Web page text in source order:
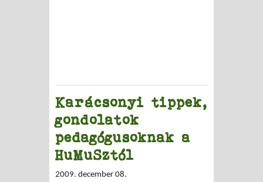
Karácsonyi tippek,
gondolatok
pedagógusoknak a
HuMuSztól
2009. december 08.